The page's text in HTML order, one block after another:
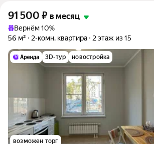
91 500 ₽ в месяц
Вернём 10%
56 м²
2-комн. квартира 2 этаж из 15
3D-тур новостройка
возможен торг